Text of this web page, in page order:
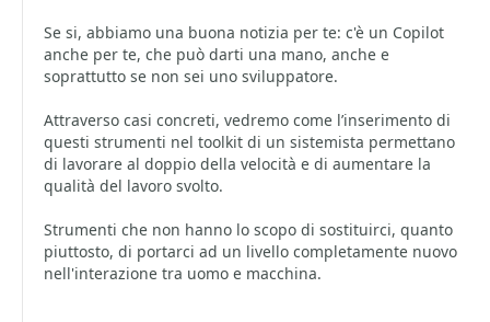
Se si, abbiamo una buona notizia per te: c'è un Copilot
anche per te, che può darti una mano, anche e
soprattutto se non sei uno sviluppatore.
Attraverso casi concreti, vedremo come l’inserimento di
questi strumenti nel toolkit di un sistemista permettano
di lavorare al doppio della velocità e di aumentare la
qualità del lavoro svolto.
Strumenti che non hanno lo scopo di sostituirci, quanto
piuttosto, di portarci ad un livello completamente nuovo
nell'interazione tra uomo e macchina.